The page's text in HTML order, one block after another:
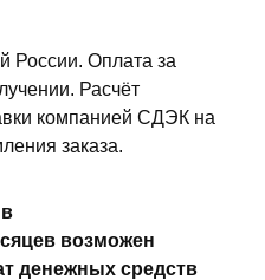
России. Оплата за
Расчёт
компанией СДЭК на
заказа.
возможен
денежных средств